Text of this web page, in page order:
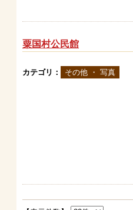
粟国村公民館
カテゴリ： その他 ・ 写真